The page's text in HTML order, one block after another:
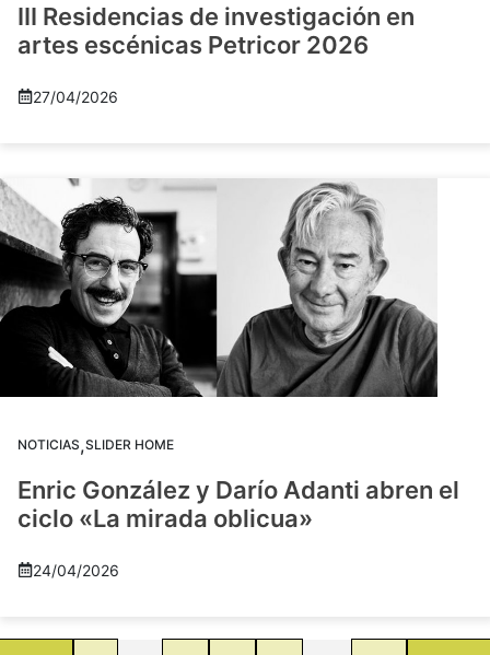
III Residencias de investigación en
artes escénicas Petricor 2026
27/04/2026
NOTICIAS,SLIDER HOME
Enric González y Darío Adanti abren el
ciclo «La mirada oblicua»
24/04/2026